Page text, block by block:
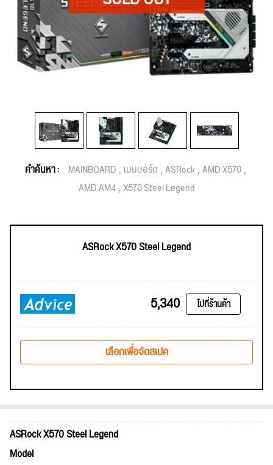
คำค้นหา : MAINBOARD เมนบอร์ด ASRock AMD X570
AMD AM4 X570 Steel Legend
ASRock X570 Steel Legend
5,340 ไปที่ร้านค้า
เลือกเพื่อจัดสเปค
ASRock X570 Steel Legend
Model